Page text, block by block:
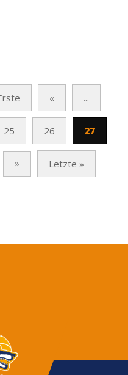
« ...
25 26 27
» Letzte »